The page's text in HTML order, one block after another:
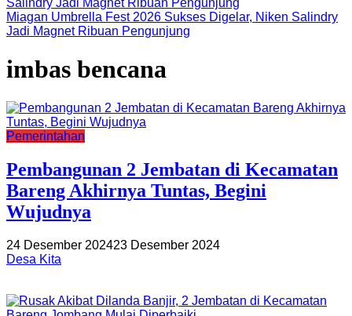
Miagan Umbrella Fest 2026 Sukses Digelar, Niken Salindry
Jadi Magnet Ribuan Pengunjung
imbas bencana
Pemerintahan
Pembangunan 2 Jembatan di Kecamatan
Bareng Akhirnya Tuntas, Begini
Wujudnya
24 Desember 202423 Desember 2024
Desa Kita